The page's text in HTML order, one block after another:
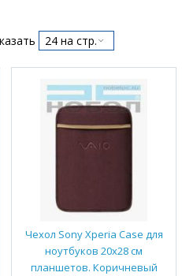
Чехол Sony Xperia Case для
ноутбуков 20x28 см
планшетов. Коричневый